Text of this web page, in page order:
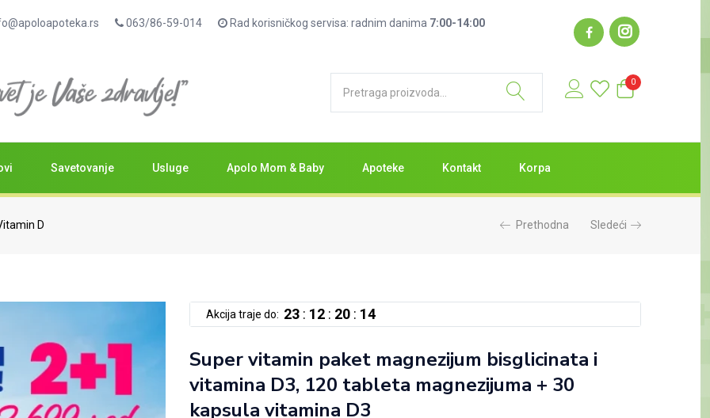
063/86-59-014 Rad korisničkog servisa: radnim danima 7:00-14:00
0
Savetovanje Usluge Apolo Mom & Baby Apoteke Kontakt Korpa
D Prethodna Sledeći
Akcija traje do: 23 : 12 : 20 : 13
Super vitamin paket magnezijum bisglicinata i
vitamina D3, 120 tableta magnezijuma + 30
kapsula vitamina D3